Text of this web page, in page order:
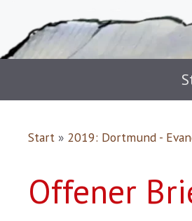
Start » 2019: Dortmund -
Offener